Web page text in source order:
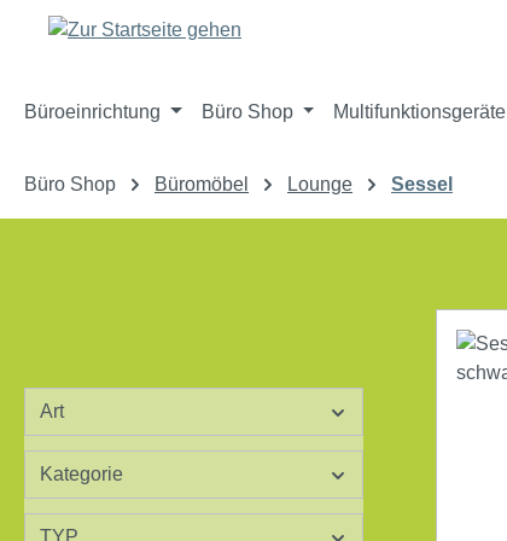
Hauptinhalt springen
Zur Suche springen
Zur Hauptnavigation springen
Büroeinrichtung Büro Shop Multifunktionsgeräte
Büro Shop Büromöbel Lounge Sessel
Art
Kategorie
TYP